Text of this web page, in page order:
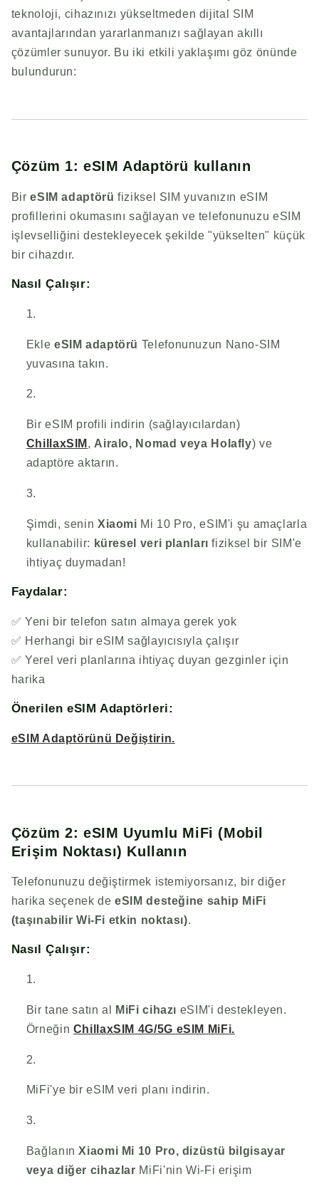
teknoloji, cihazınızı yükseltmeden dijital SIM
avantajlarından yararlanmanızı sağlayan akıllı
çözümler sunuyor. Bu iki etkili yaklaşımı göz önünde
bulundurun:
Çözüm 1: eSIM Adaptörü kullanın
Bir eSIM adaptörü fiziksel SIM yuvanızın eSIM
profillerini okumasını sağlayan ve telefonunuzu eSIM
işlevselliğini destekleyecek şekilde "yükselten" küçük
bir cihazdır.
Nasıl Çalışır:
Ekle eSIM adaptörü Telefonunuzun Nano-SIM
yuvasına takın.
Bir eSIM profili indirin (sağlayıcılardan)
ChillaxSIM , Airalo, Nomad veya Holafly) ve
adaptöre aktarın.
Şimdi, senin Xiaomi Mi 10 Pro, eSIM'i şu amaçlarla
kullanabilir: küresel veri planları fiziksel bir SIM'e
ihtiyaç duymadan!
Faydalar:
✅ Yeni bir telefon satın almaya gerek yok
✅ Herhangi bir eSIM sağlayıcısıyla çalışır
✅ Yerel veri planlarına ihtiyaç duyan gezginler için
harika
Önerilen eSIM Adaptörleri:
eSIM Adaptörünü Değiştirin.
Çözüm 2: eSIM Uyumlu MiFi (Mobil
Erişim Noktası) Kullanın
Telefonunuzu değiştirmek istemiyorsanız, bir diğer
harika seçenek de eSIM desteğine sahip MiFi
(taşınabilir Wi-Fi etkin noktası).
Nasıl Çalışır:
Bir tane satın al MiFi cihazı eSIM'i destekleyen.
Örneğin ChillaxSIM 4G/5G eSIM MiFi.
MiFi'ye bir eSIM veri planı indirin.
Bağlanın Xiaomi Mi 10 Pro, dizüstü bilgisayar
veya diğer cihazlar MiFi'nin Wi-Fi erişim